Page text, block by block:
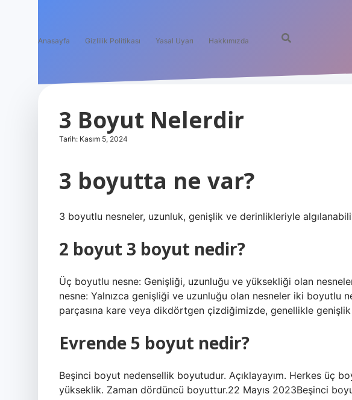
Anasayfa Gizlilik Politikası Yasal Uyarı Hakkımızda
3 Boyut Nelerdir
Tarih: Kasım 5, 2024
3 boyutta ne var?
3 boyutlu nesneler, uzunluk, genişlik ve derinlikleriyle
2 boyut 3 boyut nedir?
Üç boyutlu nesne: Genişliği, uzunluğu ve yüksekliği olan
nesne: Yalnızca genişliği ve uzunluğu olan nesneler iki boyutlu
parçasına kare veya dikdörtgen çizdiğimizde, genellikle genişlik
Evrende 5 boyut nedir?
Beşinci boyut nedensellik boyutudur. Açıklayayım. Herkes üç
yükseklik. Zaman dördüncü boyuttur.22 Mayıs 2023Beşinci